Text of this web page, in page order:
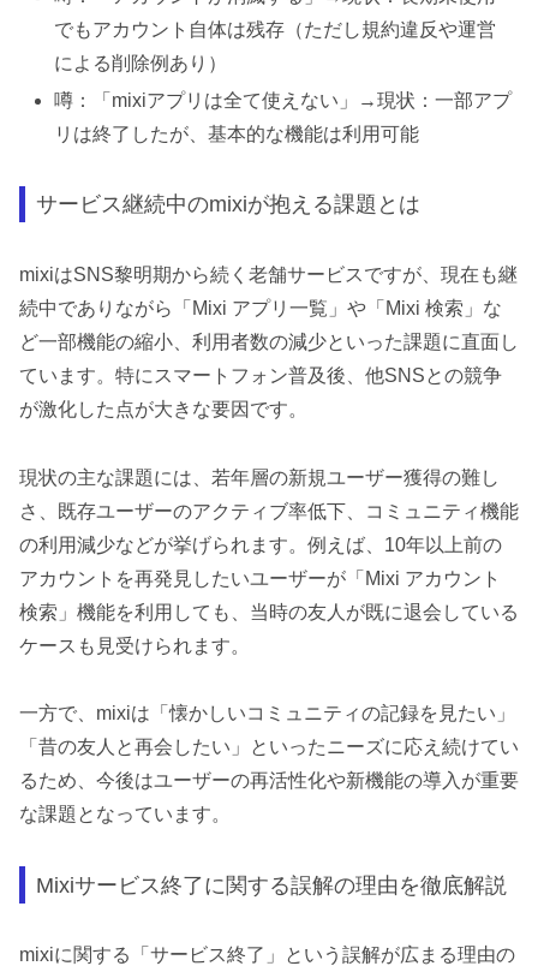
でもアカウント自体は残存（ただし規約違反や運営
による削除例あり）
噂：「mixiアプリは全て使えない」→現状：一部アプ
リは終了したが、基本的な機能は利用可能
サービス継続中のmixiが抱える課題とは
mixiはSNS黎明期から続く老舗サービスですが、現在も継
続中でありながら「Mixi アプリ一覧」や「Mixi 検索」な
ど一部機能の縮小、利用者数の減少といった課題に直面し
ています。特にスマートフォン普及後、他SNSとの競争
が激化した点が大きな要因です。
現状の主な課題には、若年層の新規ユーザー獲得の難し
さ、既存ユーザーのアクティブ率低下、コミュニティ機能
の利用減少などが挙げられます。例えば、10年以上前の
アカウントを再発見したいユーザーが「Mixi アカウント
検索」機能を利用しても、当時の友人が既に退会している
ケースも見受けられます。
一方で、mixiは「懐かしいコミュニティの記録を見たい」
「昔の友人と再会したい」といったニーズに応え続けてい
るため、今後はユーザーの再活性化や新機能の導入が重要
な課題となっています。
Mixiサービス終了に関する誤解の理由を徹底解説
mixiに関する「サービス終了」という誤解が広まる理由の